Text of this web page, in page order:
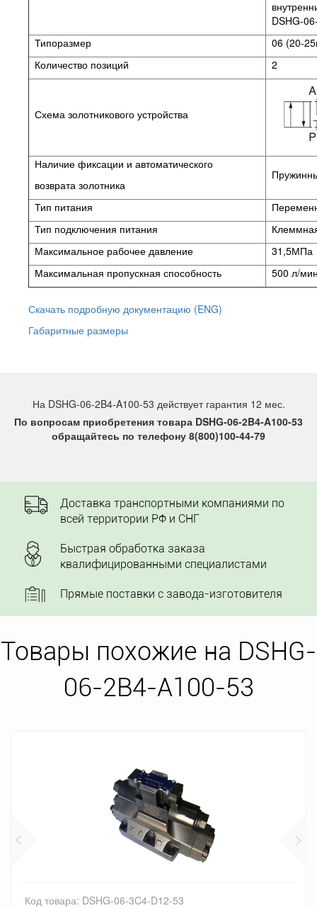
DSHG-
Типоразмер
06 (20-
Количество позиций
2
Схема золотникового устройства
Наличие фиксации и автоматического
возврата золотника
Тип питания
Тип подключения питания
Максимальное рабочее давление
31,5МПа
Максимальная пропускная способность
500 л/
Скачать подробную документацию (ENG)
Габаритные размеры
На DSHG-06-2B4-A100-53 действует гарантия 12 мес.
По вопросам приобретения товара DSHG-06-2B4-A100-53
обращайтесь по телефону 8(800)100-44-79
Доставка транспортными компаниями по
всей территории РФ и СНГ
Быстрая обработка заказа
квалифицированными специалистами
Прямые поставки с завода-изготовителя
Товары похожие на DSHG-
06-2B4-A100-53
Код товара: DSHG-06-3C4-D12-53